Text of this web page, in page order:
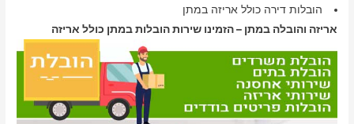
הובלות דירה כולל אריזה במתן
אריזה והובלה במתן – הזמינו שירות הובלות במתן כולל אריזה